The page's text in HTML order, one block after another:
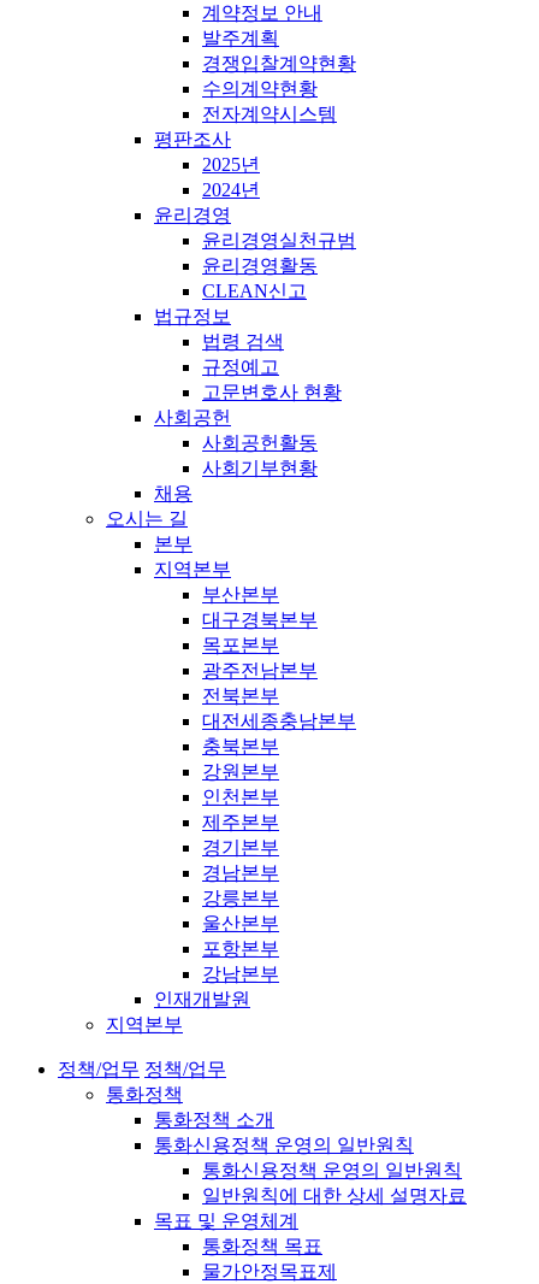
계약정보 안내
발주계획
경쟁입찰계약현황
수의계약현황
전자계약시스템
평판조사
2025년
2024년
윤리경영
윤리경영실천규범
윤리경영활동
CLEAN신고
법규정보
법령 검색
규정예고
고문변호사 현황
사회공헌
사회공헌활동
사회기부현황
채용
오시는 길
본부
지역본부
부산본부
대구경북본부
목포본부
광주전남본부
전북본부
대전세종충남본부
충북본부
강원본부
인천본부
제주본부
경기본부
경남본부
강릉본부
울산본부
포항본부
강남본부
인재개발원
지역본부
정책/업무 정책/업무
통화정책
통화정책 소개
통화신용정책 운영의 일반원칙
통화신용정책 운영의 일반원칙
일반원칙에 대한 상세 설명자료
목표 및 운영체계
통화정책 목표
물가안정목표제